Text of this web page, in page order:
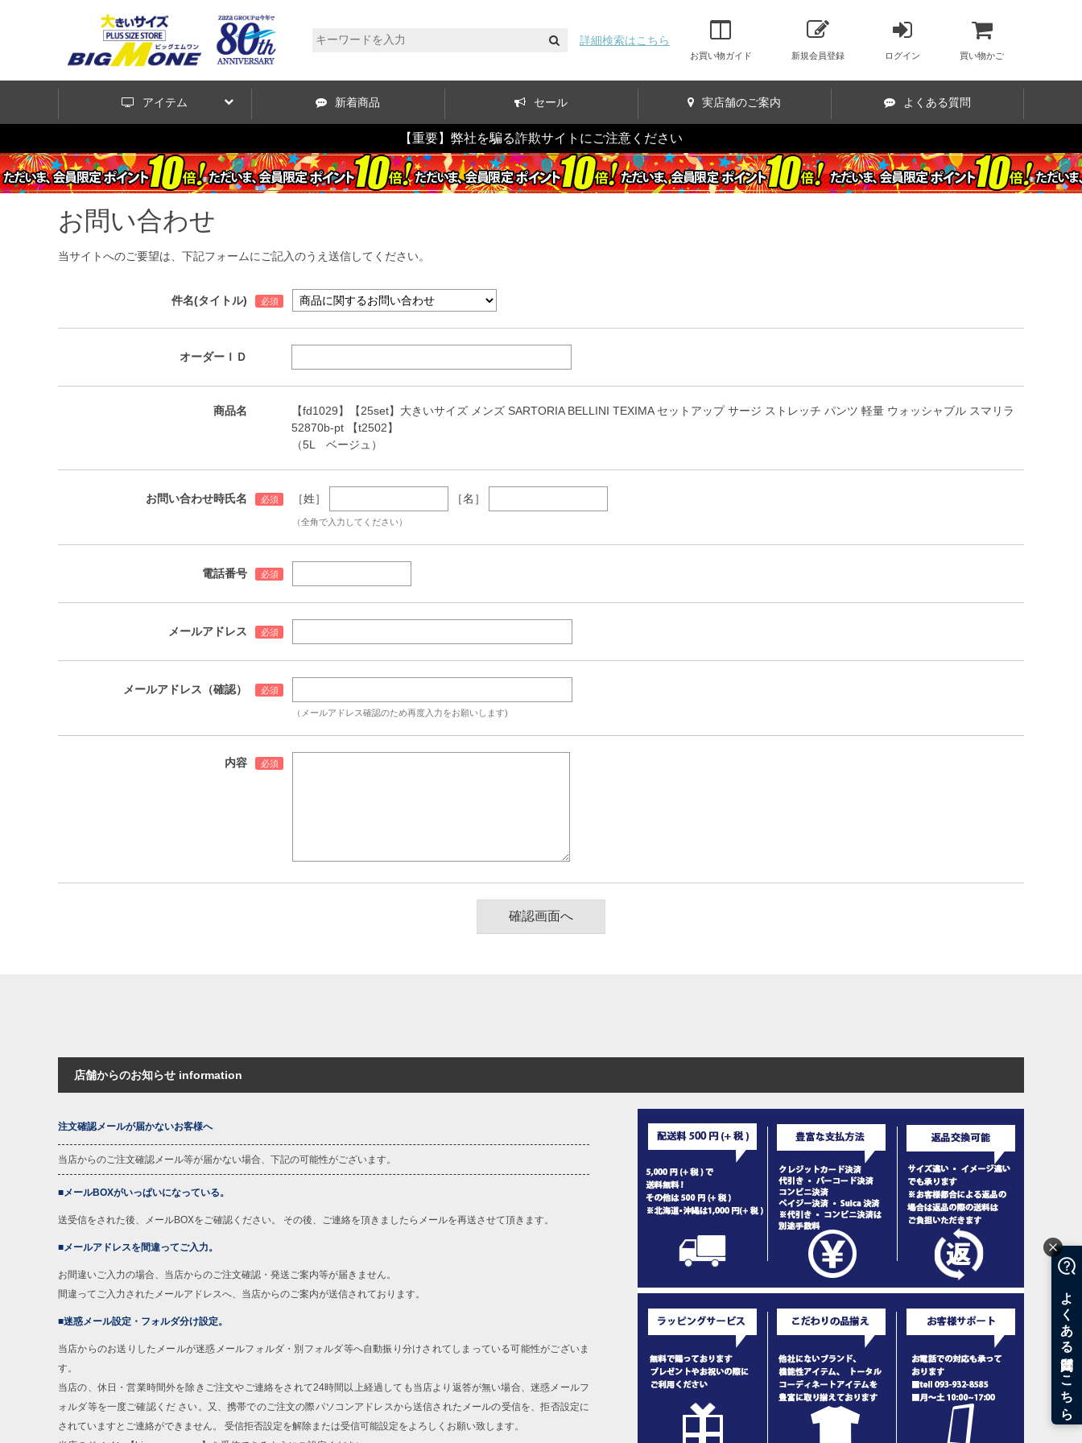
詳細検索はこちら
お買い物ガイド 新規会員登録 ログイン 買い物かご
アイテム 新着商品 セール 実店舗のご案内 よくある質問
【重要】弊社を騙る詐欺サイトにご注意ください
お問い合わせ
当サイトへのご要望は、下記フォームにご記入のうえ送信してください。
件名(タイトル)
オーダーＩＤ
商品名
【fd1029】【25set】大きいサイズ メンズ SARTORIA BELLINI TEXIMA セットアップ サージ ストレッチ パンツ 軽量 ウォッシャブル スマリラ
52870b-pt 【t2502】
（5L ベージュ）
お問い合わせ時氏名 ［姓］ ［名］
（全角で入力してください）
電話番号
メールアドレス
メールアドレス（確認）
（メールアドレス確認のため再度入力をお願いします)
内容
店舗からのお知らせ information
注文確認メールが届かないお客様へ
当店からのご注文確認メール等が届かない場合、下記の可能性がございます。
■メールBOXがいっぱいになっている。
送受信をされた後、メールBOXをご確認ください。 その後、ご連絡を頂きましたらメールを再送させて頂きます。
■メールアドレスを間違ってご入力。
お間違いご入力の場合、当店からのご注文確認・発送ご案内等が届きません。
間違ってご入力されたメールアドレスへ、当店からのご案内が送信されております。
■迷惑メール設定・フォルダ分け設定。
当店からのお送りしたメールが迷惑メールフォルダ・別フォルダ等へ自動振り分けされてしまっている可能性がございま
す。
当店の、休日・営業時間外を除きご注文やご連絡をされて24時間以上経過しても当店より返答が無い場合、迷惑メールフ
ォルダ等を一度ご確認くだ さい。又、携帯でのご注文の際パソコンアドレスから送信されたメールの受信を、拒否設定に
されていますとご連絡ができません。 受信拒否設定を解除または受信可能設定をよろしくお願い致します。